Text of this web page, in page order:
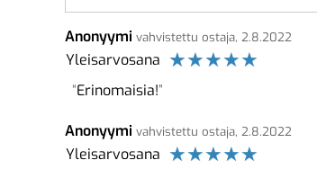
Anonyymi vahvistettu ostaja, 2.8.2022
Yleisarvosana ☆☆☆☆☆
Erinomaisia!
Anonyymi vahvistettu ostaja, 2.8.2022
Yleisarvosana ☆☆☆☆☆